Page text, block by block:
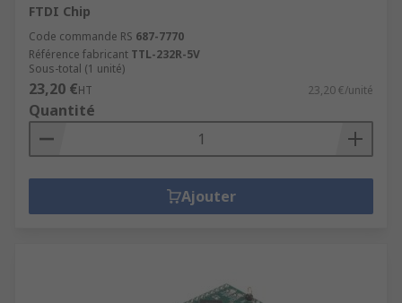
FTDI Chip
Code commande RS 687-7770
Référence fabricant TTL-232R-5V
Sous-total (1 unité)
23,20 €HT 23,20 €/unité
Quantité
Ajouter